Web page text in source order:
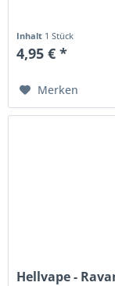
Inhalt 1 Stück
4,95 € *
Merken
Hellvape -